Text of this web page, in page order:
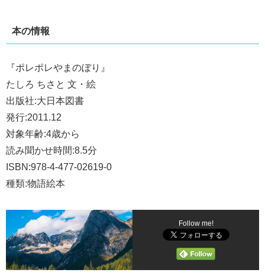
本の情報
『ポレポレやまのぼり』
たしろ ちさと 文・絵
出版社:大日本図書
発行:2011.12
対象年齢:4歳から
読み聞かせ時間:8.5分
ISBN:978-4-477-02619-0
種類:物語絵本
Follow me!